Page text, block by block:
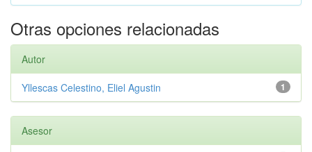
Otras opciones relacionadas
Autor
1
Yllescas Celestino, Eliel Agustin
Asesor